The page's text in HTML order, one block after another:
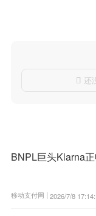
 还
BNPL巨头Klarna
移动支付网 | 2026/7/8